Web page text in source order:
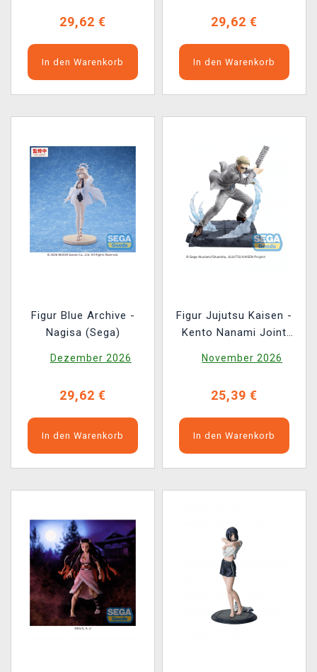
29,62 €
In den Warenkorb
29,62 €
In den Warenkorb
Figur Blue Archive -
Nagisa (Sega)
Dezember 2026
29,62 €
In den Warenkorb
Figur Jujutsu Kaisen -
Kento Nanami Joint
(Sega)
November 2026
25,39 €
In den Warenkorb